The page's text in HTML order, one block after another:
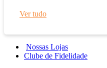
Ver tudo
Nossas Lojas
Clube de Fidelidade